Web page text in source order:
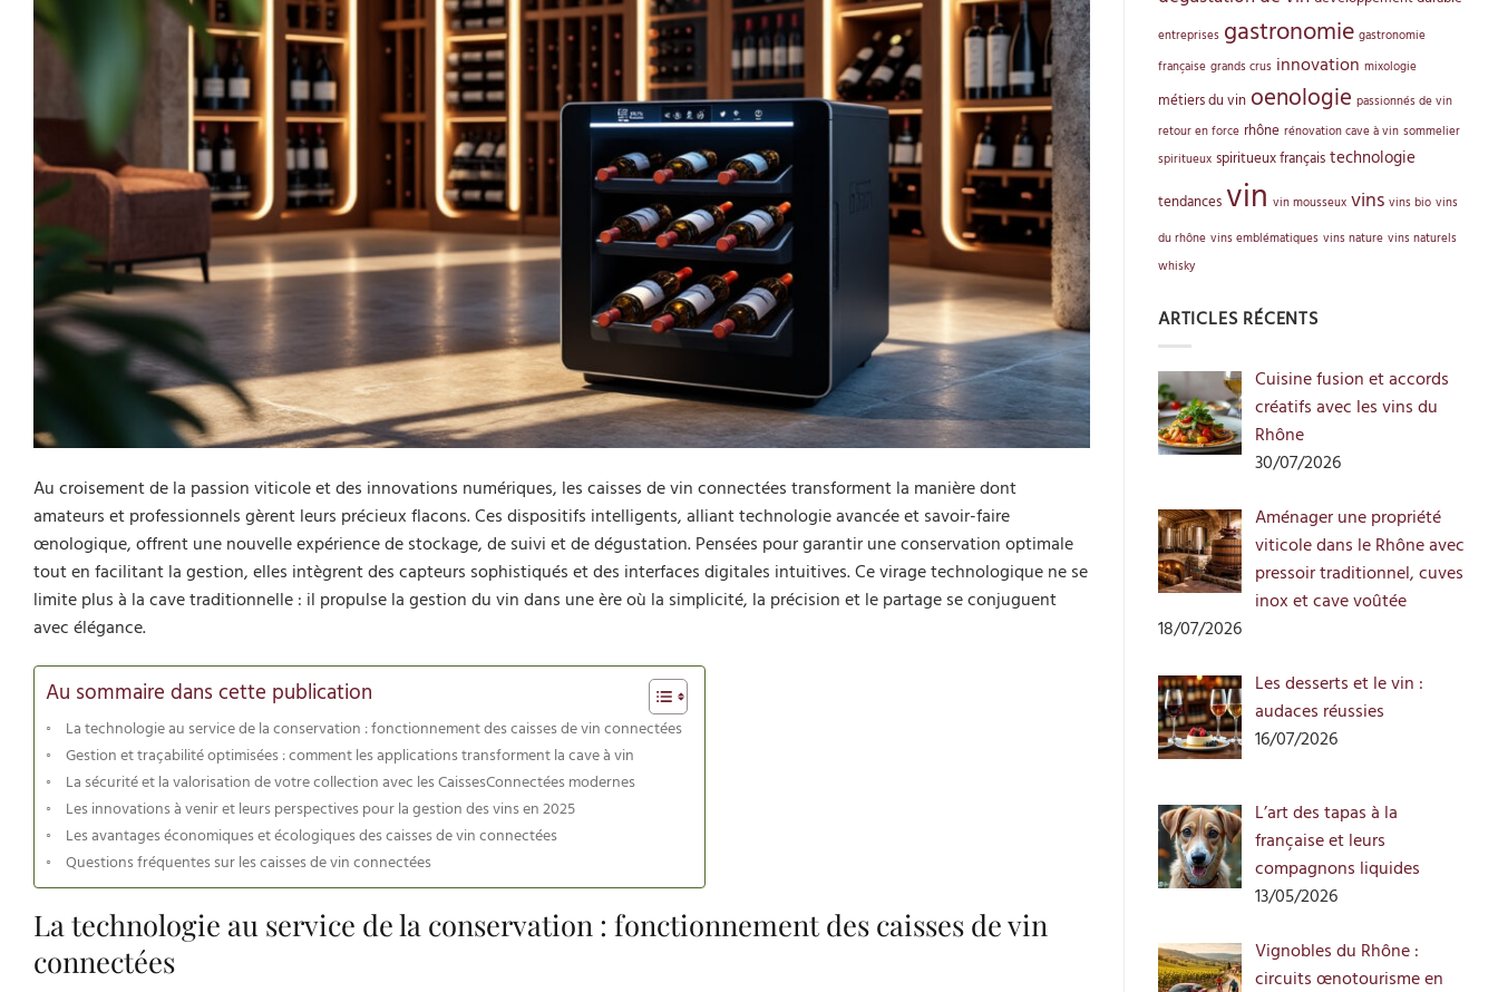
Au croisement de la passion viticole et des innovations numériques, les caisses de vin connectées transforment la manière dont
amateurs et professionnels gèrent leurs précieux flacons. Ces dispositifs intelligents, alliant technologie avancée et savoir-faire
œnologique, offrent une nouvelle expérience de stockage, de suivi et de dégustation. Pensées pour garantir une conservation optimale
tout en facilitant la gestion, elles intègrent des capteurs sophistiqués et des interfaces digitales intuitives. Ce virage technologique ne se
limite plus à la cave traditionnelle : il propulse la gestion du vin dans une ère où la simplicité, la précision et le partage se conjuguent
avec élégance.
Au sommaire dans cette publication
La technologie au service de la conservation : fonctionnement des caisses de vin connectées
Gestion et traçabilité optimisées : comment les applications transforment la cave à vin
La sécurité et la valorisation de votre collection avec les CaissesConnectées modernes
Les innovations à venir et leurs perspectives pour la gestion des vins en 2025
Les avantages économiques et écologiques des caisses de vin connectées
Questions fréquentes sur les caisses de vin connectées
La technologie au service de la conservation : fonctionnement des caisses de vin
connectées
entreprises gastronomie gastronomie
française grands crus innovation mixologie
métiers du vin oenologie passionnés de vin
retour en force rhône rénovation cave à vin sommelier
spiritueux spiritueux français technologie
tendances vin vin mousseux vins vins bio vins
du rhône vins emblématiques vins nature vins naturels
whisky
ARTICLES RÉCENTS
Cuisine fusion et accords
créatifs avec les vins du
Rhône
30/07/2026
Aménager une propriété
viticole dans le Rhône avec
pressoir traditionnel, cuves
inox et cave voûtée
18/07/2026
Les desserts et le vin :
audaces réussies
16/07/2026
L’art des tapas à la
française et leurs
compagnons liquides
13/05/2026
Vignobles du Rhône :
circuits œnotourisme en